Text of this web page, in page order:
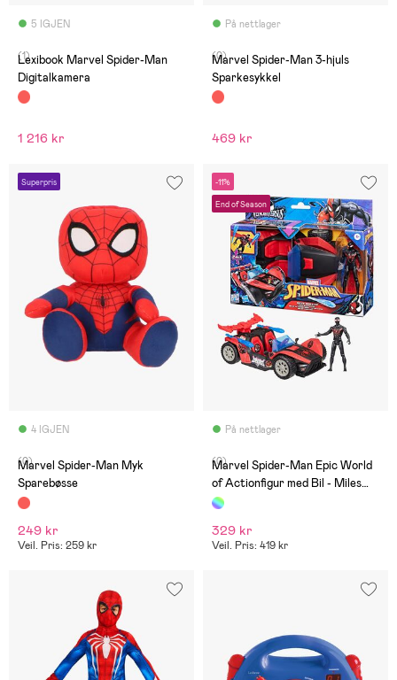
5 IGJEN
(1)
Lexibook Marvel Spider-Man
Digitalkamera
1 216 kr
På nettlager
(0)
Marvel Spider-Man 3-hjuls
Sparkesykkel
469 kr
Superpris
4 IGJEN
(0)
Marvel Spider-Man Myk
Sparebøsse
249 kr
Veil. Pris: 259 kr
-11%
End of Season
På nettlager
(0)
Marvel Spider-Man Epic World
of Actionfigur med Bil - Miles
Morales Remix Blast-Racer
329 kr
Veil. Pris: 419 kr